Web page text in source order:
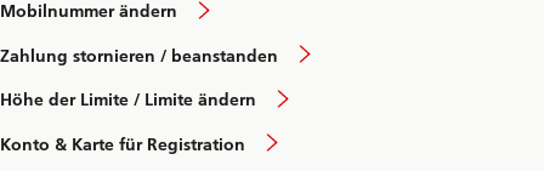
Mobilnummer ändern
Zahlung stornieren / beanstanden
Höhe der Limite / Limite ändern
Konto & Karte für Registration